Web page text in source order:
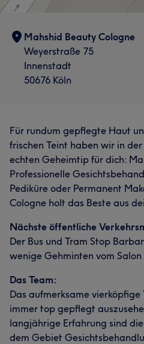
Mahshid Beauty Cologne
Weyerstraße 75
Innenstadt
50676 Köln
Für rundum gepflegte Haut
frischen Teint haben wir in
echten Geheimtip für dich:
Professionelle
Pediküre oder Permanent
Cologne holt das Beste aus
Nächste öffentliche
Der Bus und Tram Stop
wenige Gehminten vom
Das Team:
Das aufmerksame
immer top gepflegt
langjährige Erfahrung sind
dem Gebiet